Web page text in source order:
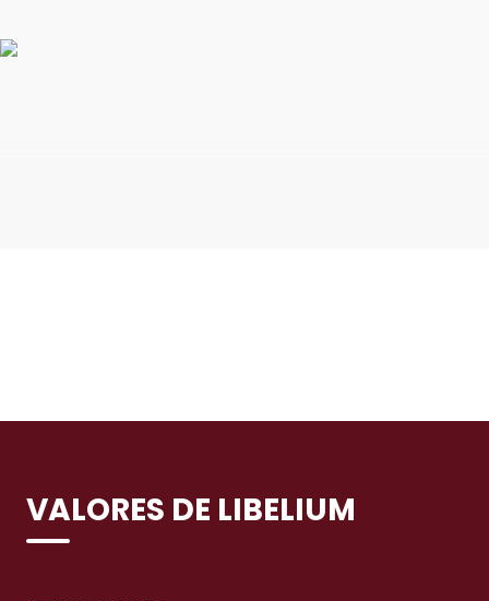
VALORES DE LIBELIUM